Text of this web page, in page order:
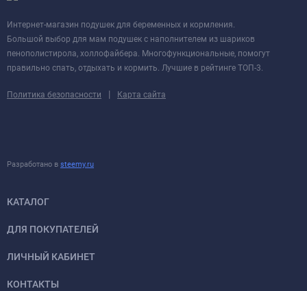
Интернет-магазин подушек для беременных и кормления.
Большой выбор для мам подушек с наполнителем из шариков
пенополистирола, холлофайбера. Многофункциональные, помогут
правильно спать, отдыхать и кормить. Лучшие в рейтинге ТОП-3.
Политика безопасности | Карта сайта
Разработано в steemy.ru
КАТАЛОГ
ДЛЯ ПОКУПАТЕЛЕЙ
ЛИЧНЫЙ КАБИНЕТ
КОНТАКТЫ